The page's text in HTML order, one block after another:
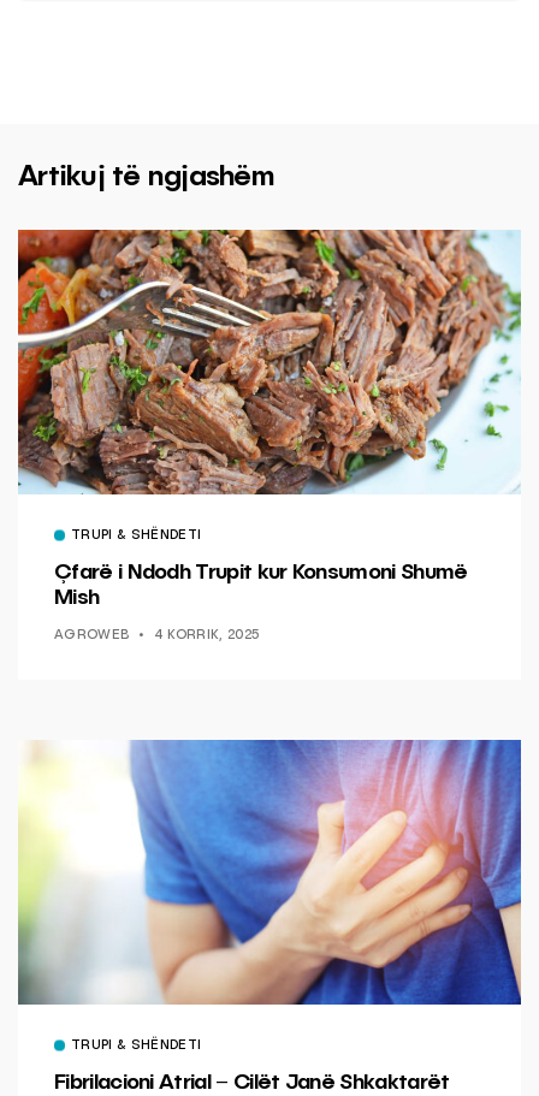
Artikuj të ngjashëm
TRUPI & SHËNDETI
Çfarë i Ndodh Trupit kur Konsumoni Shumë
Mish
AGROWEB 4 KORRIK, 2025
TRUPI & SHËNDETI
Fibrilacioni Atrial – Cilët Janë Shkaktarët